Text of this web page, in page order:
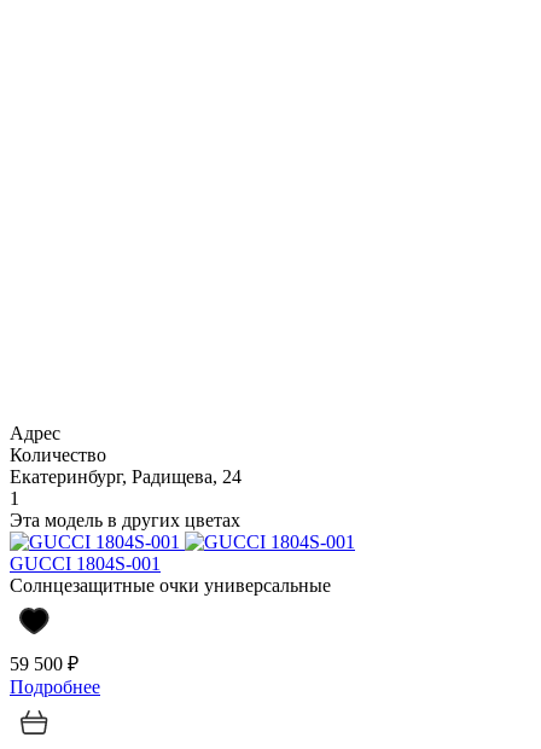
Адрес
Количество
Екатеринбург, Радищева, 24
1
Эта модель в других цветах
GUCCI 1804S-001
Солнцезащитные очки универсальные
59 500 ₽
Подробнее